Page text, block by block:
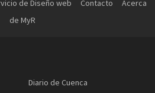
de Diseño web Contacto
Acerca
de MyR
Diario de Cuenca